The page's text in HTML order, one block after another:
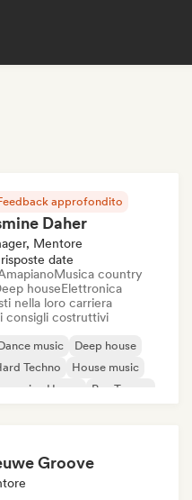
approfondito
Daher
Mentore
date
Musica country
houseElettronica
nella loro carriera
consigli costruttivi
music
Deep house
Techno
House music
House
Psy-Trance
Groove